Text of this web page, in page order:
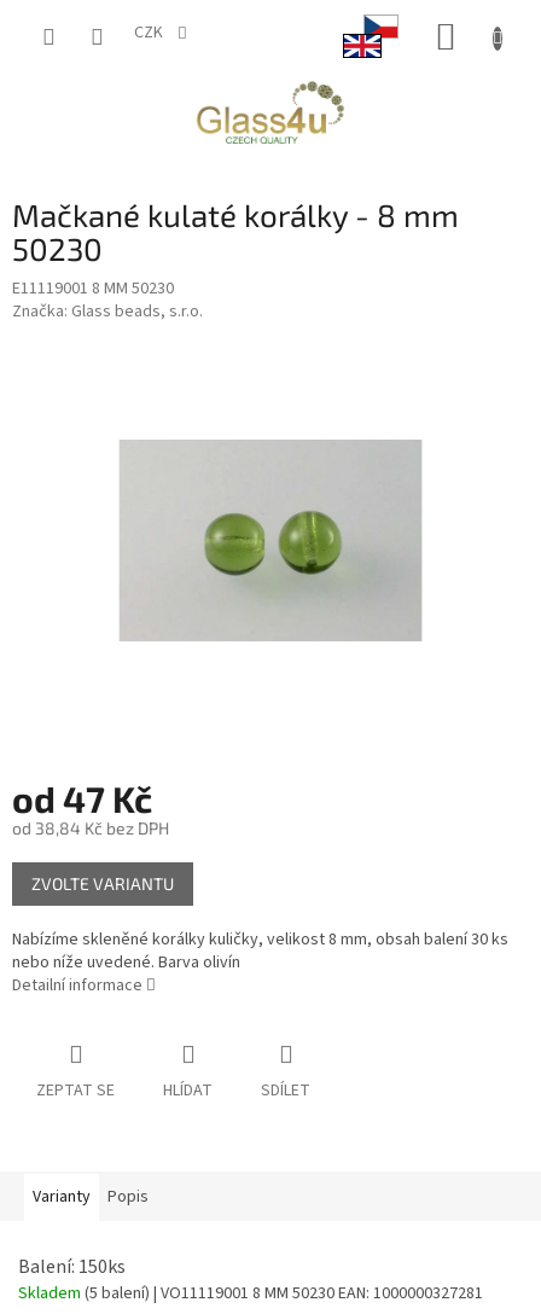
CZK
Mačkané kulaté korálky - 8 mm
50230
E11119001 8 MM 50230
Značka: Glass beads, s.r.o.
od 47 Kč
od 38,84 Kč bez DPH
Měrná
cena:
ZVOLTE VARIANTU
Nabízíme skleněné korálky kuličky, velikost 8 mm, obsah balení 30 ks
nebo níže uvedené. Barva olivín
Detailní informace
ZEPTAT SE HLÍDAT SDÍLET
Varianty Popis
Balení: 150ks
Skladem (5 balení) | VO11119001 8 MM 50230EAN: 1000000327281